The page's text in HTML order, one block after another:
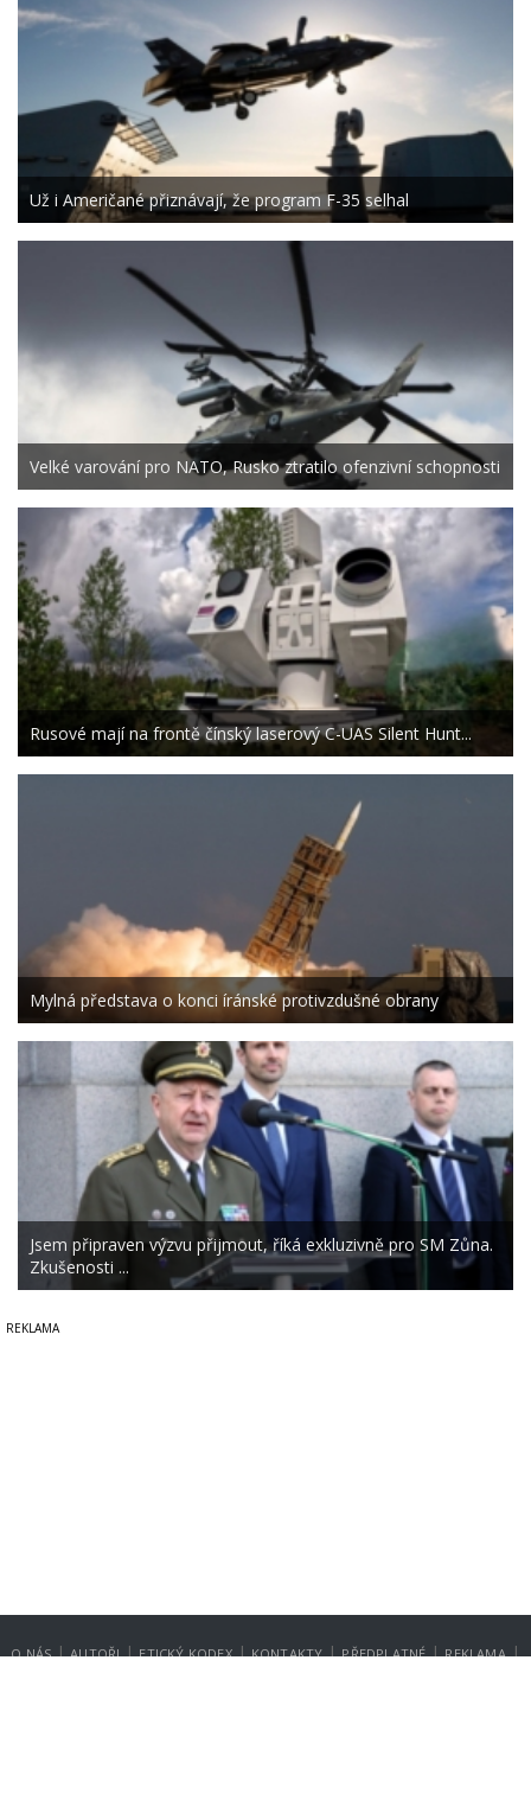
Už i Američané přiznávají, že program F-35 selhal
Velké varování pro NATO, Rusko ztratilo ofenzivní schopnosti
Rusové mají na frontě čínský laserový C-UAS Silent Hunt...
Mylná představa o konci íránské protivzdušné obrany
Jsem připraven výzvu přijmout, říká exkluzivně pro SM Zůna.
Zkušenosti ...
O NÁS | AUTOŘI | ETICKÝ KODEX | KONTAKTY | PŘEDPLATNÉ | REKLAMA |